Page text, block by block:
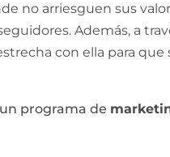
no arriesguen sus
Además, a
con ella para
programa de